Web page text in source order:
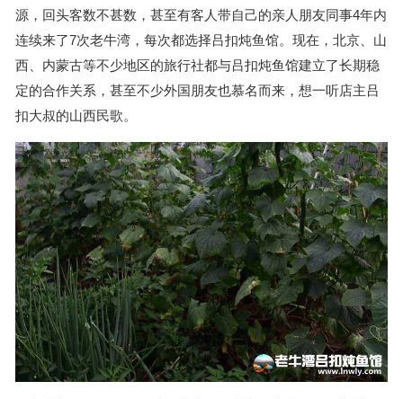
源，回头客数不甚数，甚至有客人带自己的亲人朋友同事4年内
连续来了7次老牛湾，每次都选择吕扣炖鱼馆。现在，北京、山
西、内蒙古等不少地区的旅行社都与吕扣炖鱼馆建立了长期稳
定的合作关系，甚至不少外国朋友也慕名而来，想一听店主吕
扣大叔的山西民歌。